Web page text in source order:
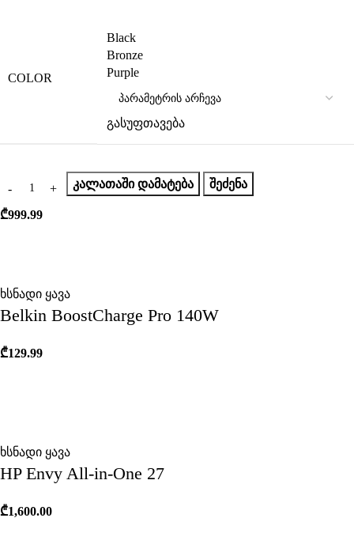
COLOR
Black
Bronze
Purple
გასუფთავება
ᲙᲐᲚᲐᲗᲐᲨᲘ ᲓᲐᲛᲐᲢᲔᲑᲐ ᲨᲔᲫᲔᲜᲐ
₾999.99
ხსნადი ყავა
Belkin BoostCharge Pro 140W
₾129.99
ხსნადი ყავა
HP Envy All-in-One 27
₾1,600.00